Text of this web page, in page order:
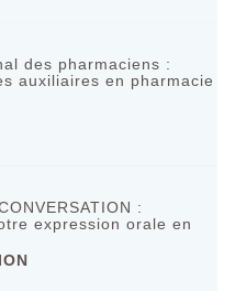
des pharmaciens :
auxiliaires en pharmacie
:
expression orale en